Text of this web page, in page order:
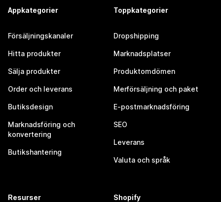
Appkategorier
Försäljningskanaler
Hitta produkter
Sälja produkter
Order och leverans
Butiksdesign
Marknadsföring och
konvertering
Butikshantering
Toppkategorier
Dropshipping
Marknadsplatser
Produktomdömen
Merförsäljning och paket
E-postmarknadsföring
SEO
Leverans
Valuta och språk
Resurser Shopify